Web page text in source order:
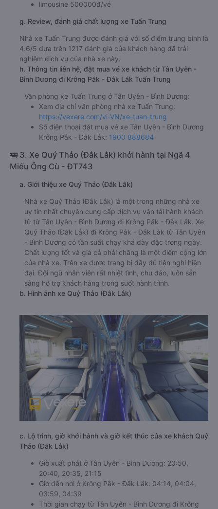
limousine 500000đ/vé
g. Review, đánh giá chất lượng xe Tuấn Trung
Nhà xe Tuấn Trung được đánh giá với số điểm trung bình là
4.6/5 dựa trên 1217 đánh giá của khách hàng đã trải
nghiệm dịch vụ của nhà xe này.
h. Thông tin liên hệ, đặt mua vé xe khách từ Tân Uyên -
Bình Dương đi Krông Pắk - Đắk Lắk Tuấn Trung
Văn phòng xe Tuấn Trung ở Tân Uyên - Bình Dương:
Xem địa chỉ văn phòng nhà xe Tuấn Trung:
https://vexere.com/vi-VN/xe-tuan-trung
Số điện thoại đặt mua vé xe Tân Uyên - Bình Dương
Krông Pắk - Đắk Lắk: 1900 888684
🚌 3. Xe Quý Thảo (Đắk Lắk) khởi hành tại Ngã 4
Miếu Ông Cù - ĐT743
a. Giới thiệu xe Quý Thảo (Đắk Lắk)
Nhà xe Quý Thảo (Đắk Lắk) là một trong những nhà xe
uy tín nhất chuyên cung cấp dịch vụ vận tải hành khách
từ từ Tân Uyên - Bình Dương đi Krông Pắk - Đắk Lắk. Xe
Quý Thảo (Đắk Lắk) đi Krông Pắk - Đắk Lắk từ Tân Uyên
- Bình Dương có tần suất chạy khá dày đặc trong ngày.
Chất lượng tốt và giá cả phải chăng là một điểm cộng lớn
của nhà xe. Trên xe được trang bị đầy đủ tiện nghi hiện
đại. Đội ngũ nhân viên rất nhiệt tình, chu đáo, luôn sẵn
sàng hỗ trợ khách hàng trong suốt hành trình.
b. Hình ảnh xe Quý Thảo (Đắk Lắk)
c. Lộ trình, giờ khởi hành và giờ kết thúc của xe khách Quý
Thảo (Đắk Lắk)
Giờ xuất phát ở Tân Uyên - Bình Dương: 20:50,
20:40, 20:35, 21:15
Giờ đến nơi ở Krông Pắk - Đắk Lắk: 04:14, 04:04,
03:59, 04:39
Thời gian chạy từ Tân Uyên - Bình Dương đi Krông